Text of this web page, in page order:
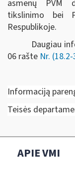
asmenų PVM
tikslinimo bei
Respublikoje.
Daugiau
06 rašte Nr.
Informaciją
Teisės
APIE VMI